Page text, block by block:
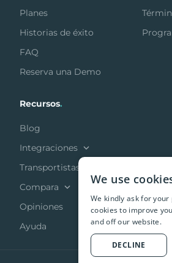
Planes
Historias de éxito
FAQ
Reserva una Demo
Recursos.
Blog
Integraciones
Transportistas
Compara
Opiniones
Ayuda
We use
We kindly ask for
cookies to improve
and off our website.
DECLINE